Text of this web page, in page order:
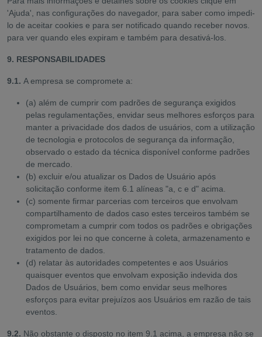
'Ajuda', nas configurações do navegador, para saber como impedi-
lo de aceitar cookies e para ser notificado quando receber novos.
para ver quando eles expiram e também para desativá-los.
9. RESPONSABILIDADES
9.1. A empresa se compromete a:
(a) além de cumprir com padrões de segurança exigidos
pelas regulamentações, envidar seus melhores esforços para
manter a privacidade dos dados de usuários, com a utilização
de tecnologia e protocolos de segurança da informação,
observado o estado da técnica disponível conforme padrões
de mercado.
(b) excluir e/ou atualizar os Dados de Usuário após
solicitação conforme item 6.1 alíneas "a, c e d" acima.
(c) somente firmar parcerias com terceiros que envolvam
compartilhamento de dados caso estes terceiros também se
comprometam a cumprir com todos os padrões e obrigações
exigidos por lei no que concerne à coleta, armazenamento e
tratamento de dados.
(d) relatar às autoridades competentes e aos Usuários
quaisquer eventos que envolvam exposição indevida dos
Dados de Usuários, bem como envidar seus melhores
esforços para evitar prejuízos aos Usuários em razão de tais
eventos.
9.2. Não obstante o disposto no item 9.1 acima, a empresa não se